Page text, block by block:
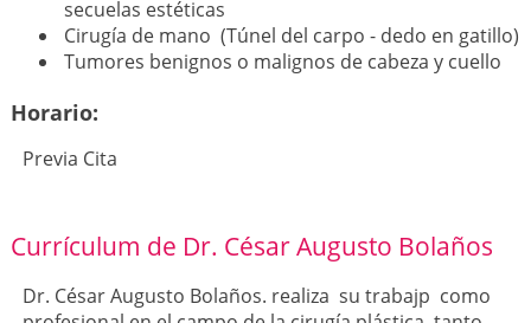
secuelas estéticas
Cirugía de mano (Túnel del carpo - dedo en gatillo)
Tumores benignos o malignos de cabeza y cuello
Horario:
Previa Cita
Currículum de Dr. César Augusto Bolaños
Dr. César Augusto Bolaños. realiza su trabajp como